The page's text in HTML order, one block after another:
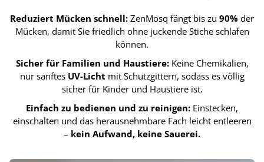
Reduziert Mücken schnell: ZenMosq fängt bis zu 90% der
Mücken, damit Sie friedlich ohne juckende Stiche schlafen
können.
Sicher für Familien und Haustiere:Keine Chemikalien,
nur sanftes UV-Licht mit Schutzgittern, sodass es völlig
sicher für Kinder und Haustiere ist.
Einfach zu bedienen und zu reinigen: Einstecken,
einschalten und das herausnehmbare Fach leicht entleeren
– kein Aufwand, keine Sauerei.